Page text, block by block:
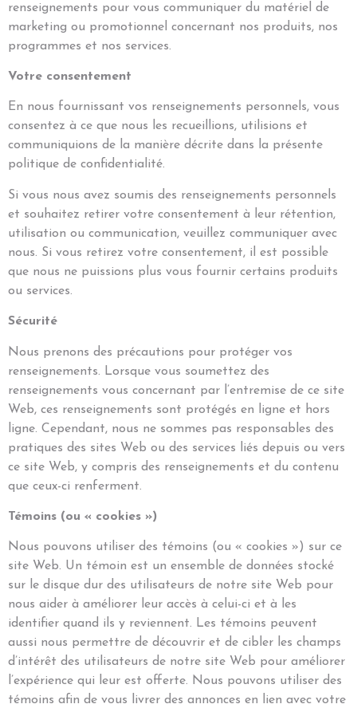
renseignements pour vous communiquer du matériel de
marketing ou promotionnel concernant nos produits, nos
programmes et nos services.
Votre consentement
En nous fournissant vos renseignements personnels, vous
consentez à ce que nous les recueillions, utilisions et
communiquions de la manière décrite dans la présente
politique de confidentialité.
Si vous nous avez soumis des renseignements personnels
et souhaitez retirer votre consentement à leur rétention,
utilisation ou communication, veuillez communiquer avec
nous. Si vous retirez votre consentement, il est possible
que nous ne puissions plus vous fournir certains produits
ou services.
Sécurité
Nous prenons des précautions pour protéger vos
renseignements. Lorsque vous soumettez des
renseignements vous concernant par l’entremise de ce site
Web, ces renseignements sont protégés en ligne et hors
ligne. Cependant, nous ne sommes pas responsables des
pratiques des sites Web ou des services liés depuis ou vers
ce site Web, y compris des renseignements et du contenu
que ceux-ci renferment.
Témoins (ou « cookies »)
Nous pouvons utiliser des témoins (ou « cookies ») sur ce
site Web. Un témoin est un ensemble de données stocké
sur le disque dur des utilisateurs de notre site Web pour
nous aider à améliorer leur accès à celui-ci et à les
identifier quand ils y reviennent. Les témoins peuvent
aussi nous permettre de découvrir et de cibler les champs
d’intérêt des utilisateurs de notre site Web pour améliorer
l’expérience qui leur est offerte. Nous pouvons utiliser des
témoins afin de vous livrer des annonces en lien avec votre